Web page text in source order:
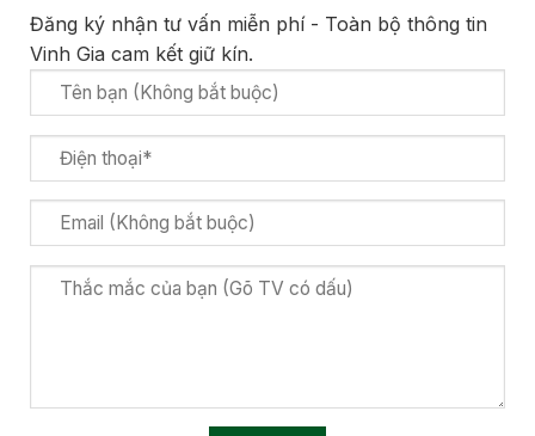
Đăng ký nhận tư vấn miễn phí - Toàn bộ thông tin
Vinh Gia cam kết giữ kín.